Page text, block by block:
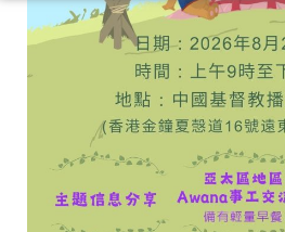
聯絡我們
如有意開辦營隊，可致電聯絡辦公室。
開放時間：星期一至五9:30am-5:00pm
電話：3171 6757
電郵：office@awana.org.hk